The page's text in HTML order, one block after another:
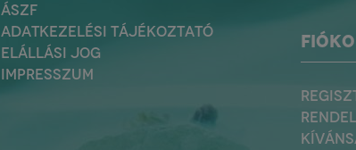
ÁSZF
ADATKEZELÉSI TÁJÉKOZTATÓ
ELÁLLÁSI JOG
IMPRESSZUM